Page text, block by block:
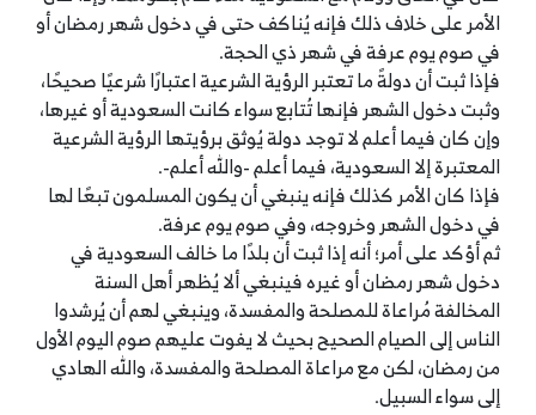
الأمر على خلاف ذلك فإنه يُناكف حتى في دخول شهر رمضان أو
في صوم يوم عرفة في شهر ذي الحجة.
فإذا ثبت أن دولةً ما تعتبر الرؤية الشرعية اعتبارًا شرعيًا صحيحًا،
وثبت دخول الشهر فإنها تُتابع سواء كانت السعودية أو غيرها،
وإن كان فيما أعلم لا توجد دولة يُوثق برؤيتها الرؤية الشرعية
المعتبرة إلا السعودية، فيما أعلم -والله أعلم-.
فإذا كان الأمر كذلك فإنه ينبغي أن يكون المسلمون تبعًا لها
في دخول الشهر وخروجه، وفي صوم يوم عرفة.
ثم أؤكد على أمر؛ أنه إذا ثبت أن بلدًا ما خالف السعودية في
دخول شهر رمضان أو غيره فينبغي ألا يُظهر أهل السنة
المخالفة مُراعاة للمصلحة والمفسدة، وينبغي لهم أن يُرشدوا
الناس إلى الصيام الصحيح بحيث لا يفوت عليهم صوم اليوم الأول
من رمضان، لكن مع مراعاة المصلحة والمفسدة، والله الهادي
إلى سواء السبيل.